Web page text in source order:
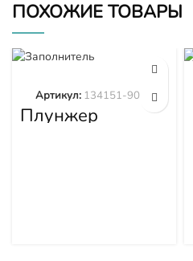
ПОХОЖИЕ ТОВАРЫ
Плунжер
134151-9020
Артикул: 134151-9020